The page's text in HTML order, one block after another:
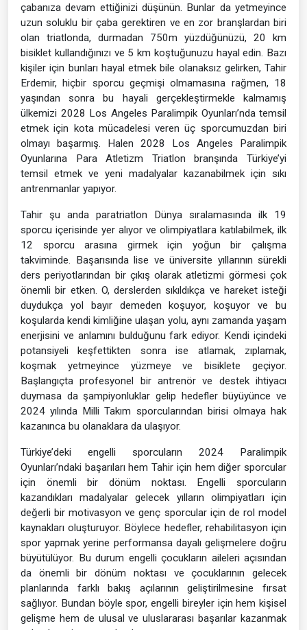
çabanıza devam ettiğinizi düşünün. Bunlar da yetmeyince
uzun soluklu bir çaba gerektiren ve en zor branşlardan biri
olan triatlonda, durmadan 750m yüzdüğünüzü, 20 km
bisiklet kullandığınızı ve 5 km koştuğunuzu hayal edin. Bazı
kişiler için bunları hayal etmek bile olanaksız gelirken, Tahir
Erdemir, hiçbir sporcu geçmişi olmamasına rağmen, 18
yaşından sonra bu hayali gerçekleştirmekle kalmamış
ülkemizi 2028 Los Angeles Paralimpik Oyunları’nda temsil
etmek için kota mücadelesi veren üç sporcumuzdan biri
olmayı başarmış. Halen 2028 Los Angeles Paralimpik
Oyunlarına Para Atletizm Triatlon branşında Türkiye’yi
temsil etmek ve yeni madalyalar kazanabilmek için sıkı
antrenmanlar yapıyor.
Tahir şu anda paratriatlon Dünya sıralamasında ilk 19
sporcu içerisinde yer alıyor ve olimpiyatlara katılabilmek, ilk
12 sporcu arasına girmek için yoğun bir çalışma
takviminde. Başarısında lise ve üniversite yıllarının sürekli
ders periyotlarından bir çıkış olarak atletizmi görmesi çok
önemli bir etken. O, derslerden sıkıldıkça ve hareket isteği
duydukça yol bayır demeden koşuyor, koşuyor ve bu
koşularda kendi kimliğine ulaşan yolu, aynı zamanda yaşam
enerjisini ve anlamını bulduğunu fark ediyor. Kendi içindeki
potansiyeli keşfettikten sonra ise atlamak, zıplamak,
koşmak yetmeyince yüzmeye ve bisiklete geçiyor.
Başlangıçta profesyonel bir antrenör ve destek ihtiyacı
duymasa da şampiyonluklar gelip hedefler büyüyünce ve
2024 yılında Milli Takım sporcularından birisi olmaya hak
kazanınca bu olanaklara da ulaşıyor.
Türkiye’deki engelli sporcuların 2024 Paralimpik
Oyunları’ndaki başarıları hem Tahir için hem diğer sporcular
için önemli bir dönüm noktası. Engelli sporcuların
kazandıkları madalyalar gelecek yılların olimpiyatları için
değerli bir motivasyon ve genç sporcular için de rol model
kaynakları oluşturuyor. Böylece hedefler, rehabilitasyon için
spor yapmak yerine performansa dayalı gelişmelere doğru
büyütülüyor. Bu durum engelli çocukların aileleri açısından
da önemli bir dönüm noktası ve çocuklarının gelecek
planlarında farklı bakış açılarının geliştirilmesine fırsat
sağlıyor. Bundan böyle spor, engelli bireyler için hem kişisel
gelişme hem de ulusal ve uluslararası başarılar kazanmak